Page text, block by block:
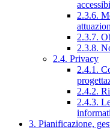
2.3.6.
2.3.7.
2.3.8.
2.4. Privacy
2.4.1.
2.4.2.
2.4.3.
3. Pianificazione,